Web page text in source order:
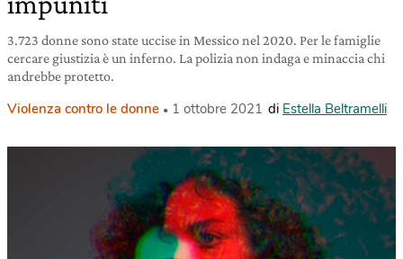
3.723 donne sono state uccise in Messico nel 2020. Per le famiglie
cercare giustizia è un inferno. La polizia non indaga e minaccia chi
andrebbe protetto.
Violenza contro le donne 1 ottobre 2021 di Estella Beltramelli